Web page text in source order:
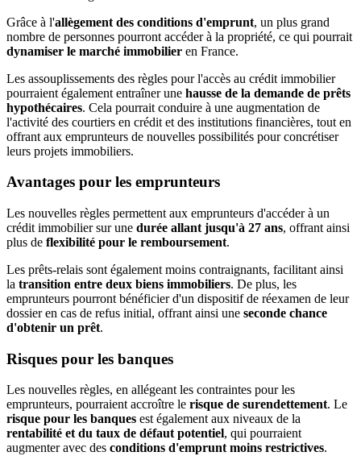
Grâce à l'allègement des conditions d'emprunt, un plus grand
nombre de personnes pourront accéder à la propriété, ce qui pourrait
dynamiser le marché immobilier en France.
Les assouplissements des règles pour l'accès au crédit immobilier
pourraient également entraîner une hausse de la demande de prêts
hypothécaires. Cela pourrait conduire à une augmentation de
l'activité des courtiers en crédit et des institutions financières, tout en
offrant aux emprunteurs de nouvelles possibilités pour concrétiser
leurs projets immobiliers.
Avantages pour les emprunteurs
Les nouvelles règles permettent aux emprunteurs d'accéder à un
crédit immobilier sur une durée allant jusqu'à 27 ans, offrant ainsi
plus de flexibilité pour le remboursement.
Les prêts-relais sont également moins contraignants, facilitant ainsi
la transition entre deux biens immobiliers. De plus, les
emprunteurs pourront bénéficier d'un dispositif de réexamen de leur
dossier en cas de refus initial, offrant ainsi une seconde chance
d'obtenir un prêt.
Risques pour les banques
Les nouvelles règles, en allégeant les contraintes pour les
emprunteurs, pourraient accroître le risque de surendettement. Le
risque pour les banques est également aux niveaux de la
rentabilité et du taux de défaut potentiel, qui pourraient
augmenter avec des conditions d'emprunt moins restrictives.